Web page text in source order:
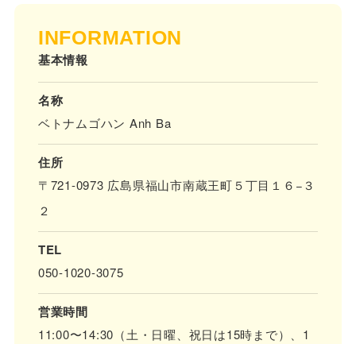
INFORMATION
基本情報
名称
ベトナムゴハン Anh Ba
住所
〒721-0973 広島県福山市南蔵王町５丁目１６−３
２
TEL
050-1020-3075
営業時間
11:00〜14:30（土・日曜、祝日は15時まで）、1